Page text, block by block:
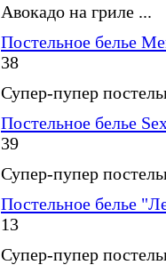
Авокадо на гриле ...
Постельное белье
38
Супер-пупер
Постельное белье
39
Супер-пупер
Постельное белье
13
Супер-пупер